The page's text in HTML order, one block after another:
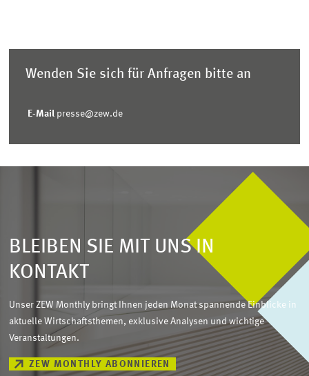
Wenden Sie sich für Anfragen bitte an
E-Mail presse@zew.de
BLEIBEN SIE MIT UNS IN
KONTAKT
Unser ZEW Monthly bringt Ihnen jeden Monat spannende Einblicke in
aktuelle Wirtschaftsthemen, exklusive Analysen und wichtige
Veranstaltungen.
ZEW MONTHLY ABONNIEREN